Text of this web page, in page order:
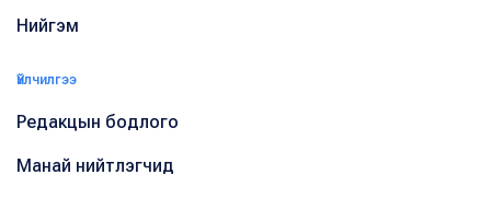
Нийгэм
Үйлчилгээ
Редакцын бодлого
Манай нийтлэгчид